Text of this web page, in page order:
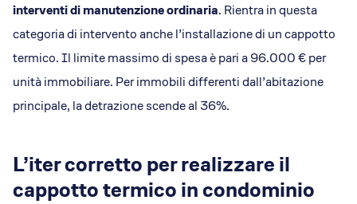
interventi di manutenzione ordinaria. Rientra in questa
categoria di intervento anche l’installazione di un cappotto
termico. Il limite massimo di spesa è pari a 96.000 € per
unità immobiliare. Per immobili differenti dall’abitazione
principale, la detrazione scende al 36%.
L’iter corretto per realizzare il
cappotto termico in condominio